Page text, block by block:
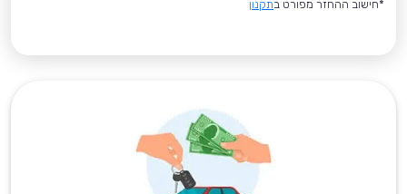
*חישוב ההחזר מפורט בתקנון